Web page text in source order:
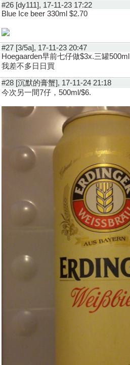
#26 [dy111], 17-11-23 17:22
Blue Ice beer 330ml $2.70
#27 [3/5a], 17-11-23 20:47
Hoegaarden早前七仔做$3x.三罐500ml
我差不多日日買
#28 [沉默的膏蟹], 17-11-24 21:18
今次另一間7仔，500ml/$6.